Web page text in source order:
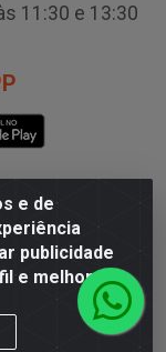
e de
publicidade
e melhorar a
11:30 e 13:30
400